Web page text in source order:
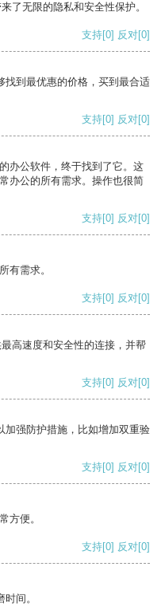
了无限的隐私和安全性保护。
支持[0] 反对[0]
找到最优惠的价格，买到最合适
支持[0] 反对[0]
办公软件，终于找到了它。这
办公的所有需求。操作也很简
支持[0] 反对[0]
有需求。
支持[0] 反对[0]
高速度和安全性的连接，并帮
支持[0] 反对[0]
加强防护措施，比如增加双重验
支持[0] 反对[0]
方便。
支持[0] 反对[0]
间。